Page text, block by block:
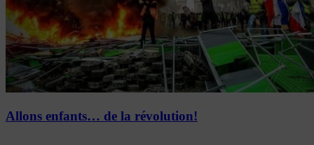
Allons enfants… de la révolution!